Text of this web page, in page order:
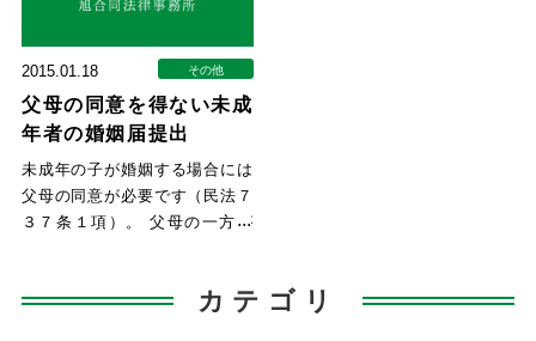
2015.01.18 その他
父母の同意を得ない未成
年者の婚姻届提出
未成年の子が婚姻する場合には
父母の同意が必要です（民法７
３７条１項）。 父母の一方が
カテゴリ